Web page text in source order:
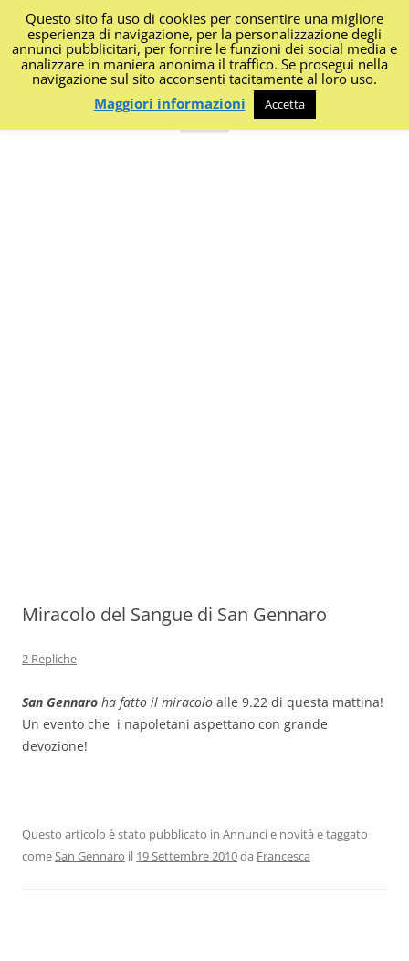
I Diari di Portanapoli
Impressioni, sapori, colori dalla regione
Vai
Miracolo del Sangue di San Gennaro
2 Repliche
San Gennaro ha fatto il miracolo alle 9.22 di questa mattina!
Un evento che i napoletani aspettano con grande
devozione!
Questo articolo è stato pubblicato in Annunci e novità e taggato
comeSan Gennaro il 19 Settembre 2010da Francesca
Questo sito fa uso di cookies per consentire una migliore
esperienza di navigazione, per la personalizzazione degli
annunci pubblicitari, per fornire le funzioni dei social media e
analizzare in maniera anonima il traffico. Se prosegui nella
navigazione sul sito acconsenti tacitamente al loro uso.
Maggiori informazioni
Accetta